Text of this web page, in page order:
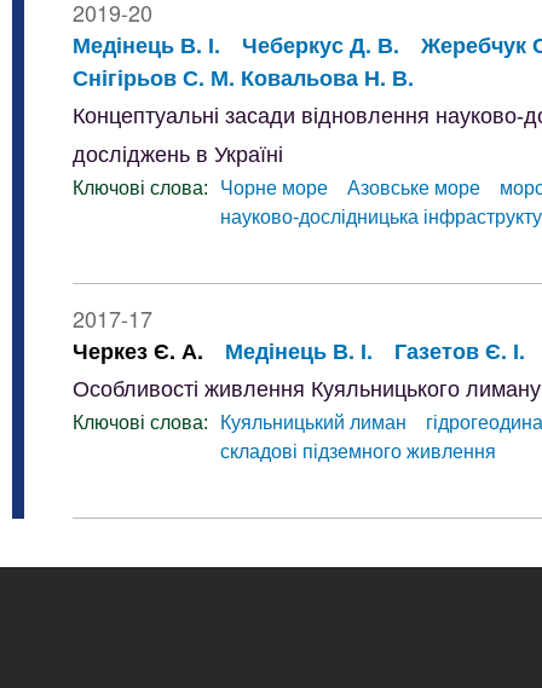
2019-20
Медінець В. І.
Чеберкус Д. В.
Жеребчук
Снігірьов С. М. Ковальова Н. В.
Концептуальні засади відновлення науково-
досліджень в Україні
Ключові слова: Чорне море Азовське море
науково-дослідницька
2017-17
Черкез Є. А.
Медінець В. І. Газетов Є. І.
Особливості живлення Куяльницького
Ключові слова: Куяльницький лиман
складові підземного живлення